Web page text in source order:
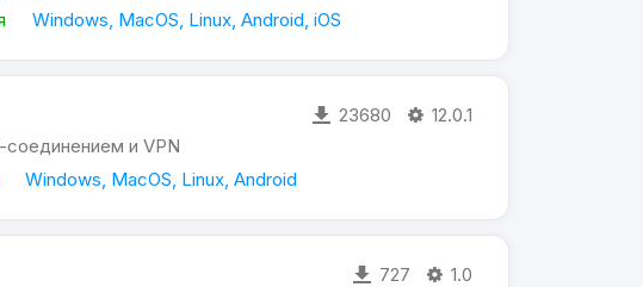
Windows, MacOS, Linux, Android, iOS
и VPN
Windows, MacOS, Linux, Android
23680 12.0.1
727 1.0